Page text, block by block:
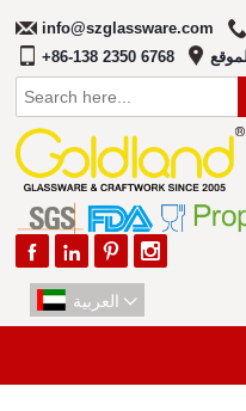
info@szglassware.com
+86-138 2350 6768
   
العربية 